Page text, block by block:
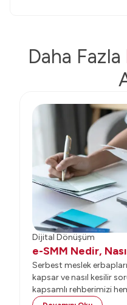
Daha Fazla
Dijital Dönüşüm
e-SMM Nedir,
Serbest meslek
kapsar ve nasıl kesilir
kapsamlı rehberimizi